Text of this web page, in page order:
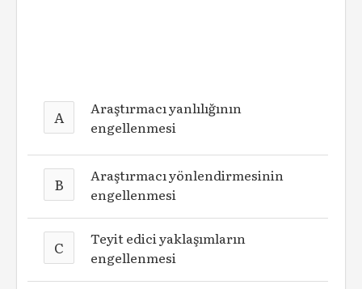
A
Araştırmacı yanlılığının
engellenmesi
B
Araştırmacı yönlendirmesinin
engellenmesi
C
Teyit edici yaklaşımların
engellenmesi